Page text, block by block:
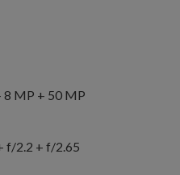
8 MP + 50 MP
f/2.2 + f/2.65